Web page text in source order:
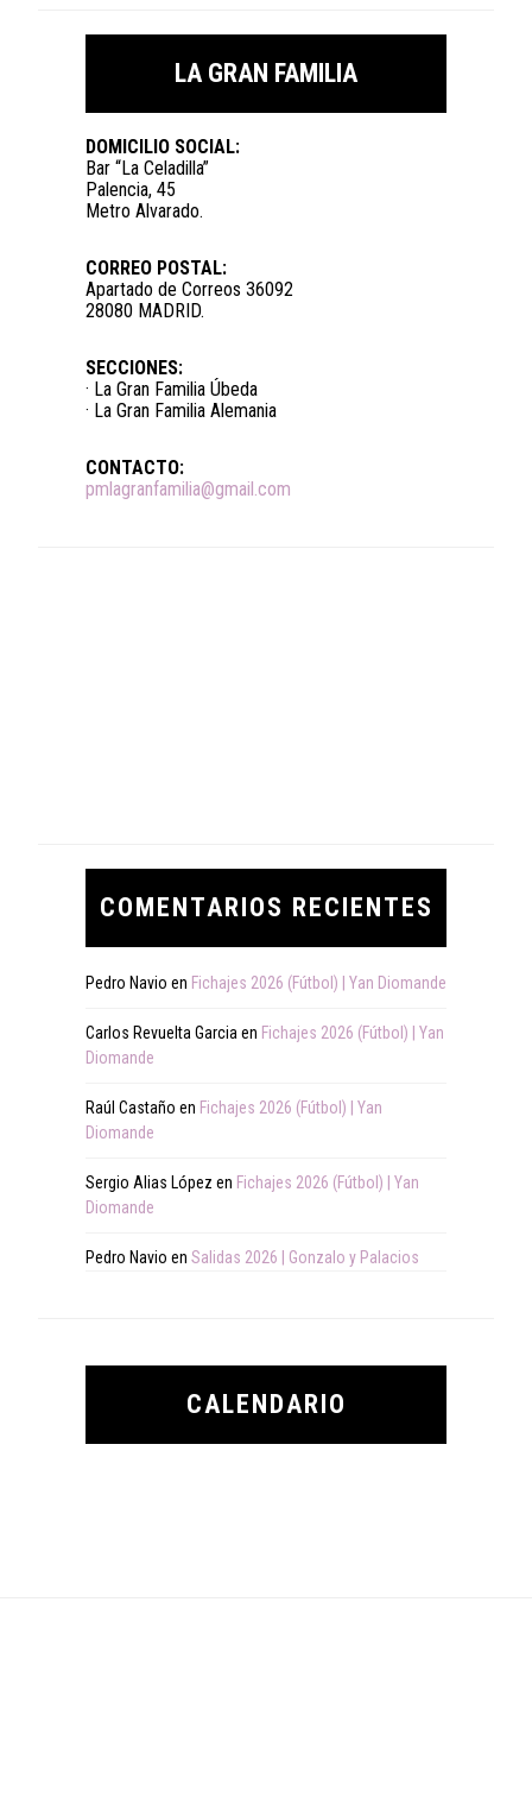
LA GRAN FAMILIA
DOMICILIO SOCIAL:
Bar “La Celadilla”
Palencia, 45
Metro Alvarado.
CORREO POSTAL:
Apartado de Correos 36092
28080 MADRID.
SECCIONES:
· La Gran Familia Úbeda
· La Gran Familia Alemania
CONTACTO:
pmlagranfamilia@gmail.com
COMENTARIOS RECIENTES
Pedro Navio en Fichajes 2026 (Fútbol) | Yan Diomande
Carlos Revuelta Garcia en Fichajes 2026 (Fútbol) | Yan
Diomande
Raúl Castaño en Fichajes 2026 (Fútbol) | Yan
Diomande
Sergio Alias López en Fichajes 2026 (Fútbol) | Yan
Diomande
Pedro Navio en Salidas 2026 | Gonzalo y Palacios
CALENDARIO